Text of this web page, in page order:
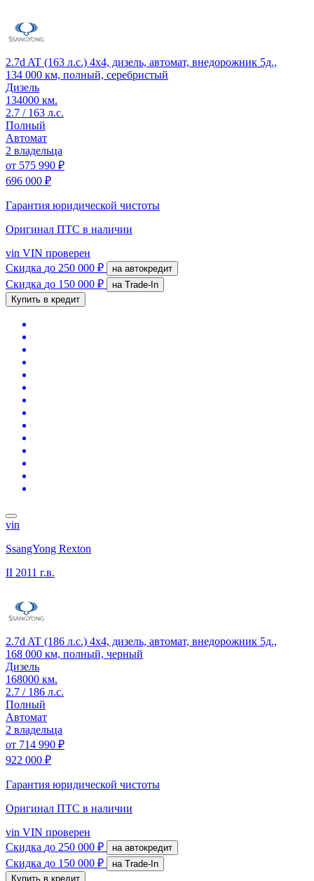
2.7d AT (163 л.с.) 4x4, дизель, автомат, внедорожник 5д.,
134 000 км, полный, серебристый
Дизель
134000 км.
2.7 / 163 л.с.
Полный
Автомат
2 владельца
от 575 990 ₽
696 000 ₽
Гарантия юридической чистоты
Оригинал ПТС в наличии
vin VIN проверен
Скидка до 250 000 ₽ на автокредит
Скидка до 150 000 ₽
на Trade-In
Купить в кредит
vin
SsangYong Rexton
II 2011 г.в.
2.7d AT (186 л.с.) 4x4, дизель, автомат, внедорожник 5д.,
168 000 км, полный, черный
Дизель
168000 км.
2.7 / 186 л.с.
Полный
Автомат
2 владельца
от 714 990 ₽
922 000 ₽
Гарантия юридической чистоты
Оригинал ПТС в наличии
vin VIN проверен
Скидка до 250 000 ₽ на автокредит
Скидка до 150 000 ₽
на Trade-In
Купить в кредит